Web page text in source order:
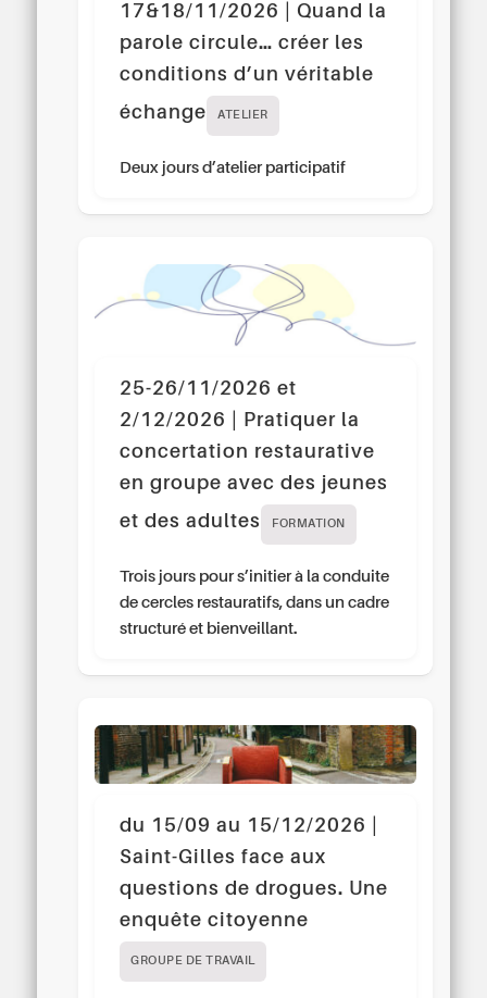
17&18/11/2026 | Quand la
parole circule… créer les
conditions d’un véritable
échange
ATELIER
Deux jours d’atelier participatif
25-26/11/2026 et
2/12/2026 | Pratiquer la
concertation restaurative
en groupe avec des jeunes
et des adultes
FORMATION
Trois jours pour s’initier à la conduite
de cercles restauratifs, dans un cadre
structuré et bienveillant.
du 15/09 au 15/12/2026 |
Saint-Gilles face aux
questions de drogues. Une
enquête citoyenne
GROUPE DE TRAVAIL